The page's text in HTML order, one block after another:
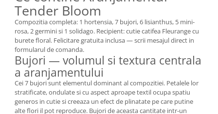
Tender Bloom
Compozitia completa: 1 hortensia, 7 bujori, 6 lisianthus, 5 mini-
rosa, 2 germini si 1 solidago. Recipient: cutie catifea Fleurange cu
burete floral. Felicitare gratuita inclusa — scrii mesajul direct in
formularul de comanda.
Bujori — volumul si textura centrala
a aranjamentului
Cei 7 bujori sunt elementul dominant al compozitiei. Petalele lor
stratificate, ondulate si cu aspect aproape textil ocupa spatiu
generos in cutie si creeaza un efect de plinatate pe care putine
alte flori il pot reproduce. Bujori de aceasta cantitate intr-un